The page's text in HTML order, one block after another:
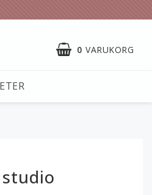
0 VARUKORG